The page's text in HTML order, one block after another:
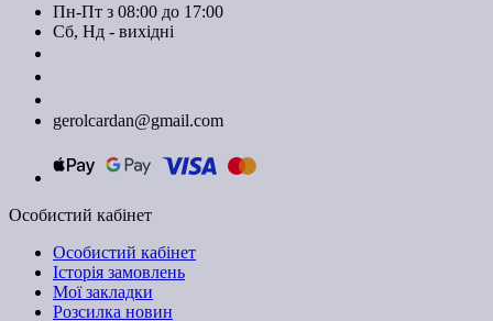
Пн-Пт з 08:00 до 17:00
Сб, Нд - вихідні
gerolcardan@gmail.com
Особистий кабінет
Особистий кабінет
Історія замовлень
Мої закладки
Розсилка новин